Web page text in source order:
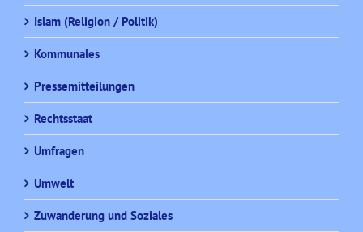
Islam (Religion / Politik)
Kommunales
Pressemitteilungen
Rechtsstaat
Umfragen
Umwelt
Zuwanderung und Soziales